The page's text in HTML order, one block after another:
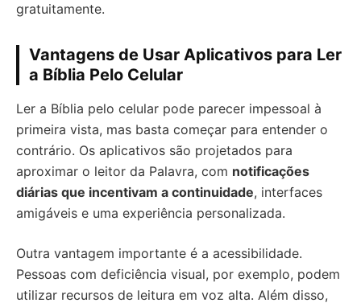
gratuitamente.
Vantagens de Usar Aplicativos para Ler
a Bíblia Pelo Celular
Ler a Bíblia pelo celular pode parecer impessoal à
primeira vista, mas basta começar para entender o
contrário. Os aplicativos são projetados para
aproximar o leitor da Palavra, com notificações
diárias que incentivam a continuidade, interfaces
amigáveis e uma experiência personalizada.
Outra vantagem importante é a acessibilidade.
Pessoas com deficiência visual, por exemplo, podem
utilizar recursos de leitura em voz alta. Além disso,